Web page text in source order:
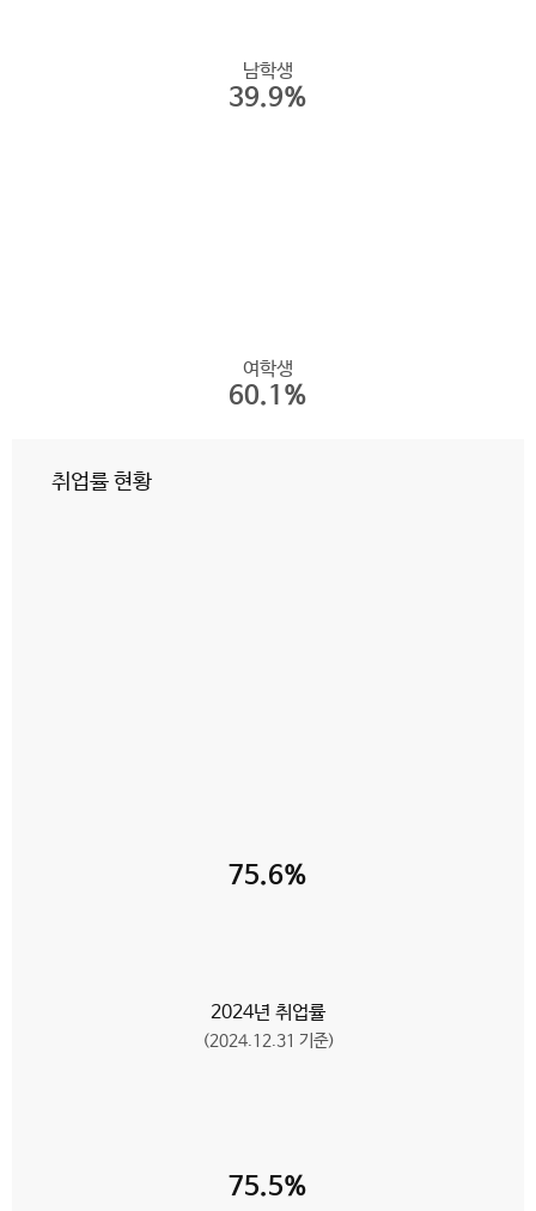
남학생
39.9%
여학생
60.1%
취업률 현황
75.6%
2024년 취업률
(2024.12.31 기준)
75.5%